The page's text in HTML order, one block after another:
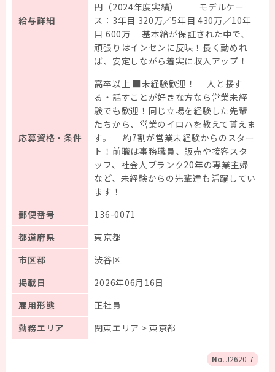
給与詳細
円（2024年度実績） モデルケー
ス：3年目 320万／5年目 430万／10年
目 600万 基本給が保証された中で、
頑張りはインセンに反映！長く勤めれ
ば、安定しながら着実に収入アップ！
応募資格・条件
高卒以上 ■未経験歓迎！ 人と接す
る・話すことが好きな方なら営業未経
験でも歓迎！同じ立場を経験した先輩
たちから、営業のイロハを教えて貰えま
す。 約7割が営業未経験からのスター
ト！前職は事務職員、販売や接客スタ
ッフ、社会人ブランク20年の専業主婦
など、未経験からの先輩達も活躍してい
ます！
郵便番号
136-0071
都道府県
東京都
市区郡
渋谷区
掲載日
2026年06月16日
雇用形態
正社員
勤務エリア
関東エリア > 東京都
J2620-7